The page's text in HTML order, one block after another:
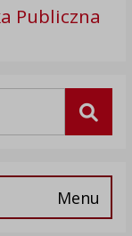
Publiczna
Menu